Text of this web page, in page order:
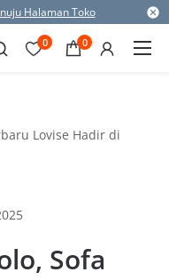
Halaman Toko
0 0
Lovise Hadir di
Sofa